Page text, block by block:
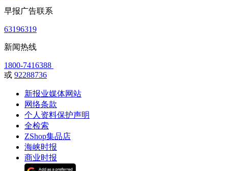
早报广告联系
63196319
新闻热线
1800-7416388
或 92288736
新报业媒体网站
网络条款
个人资料保护声明
全检索
ZShop集品店
海峡时报
商业时报